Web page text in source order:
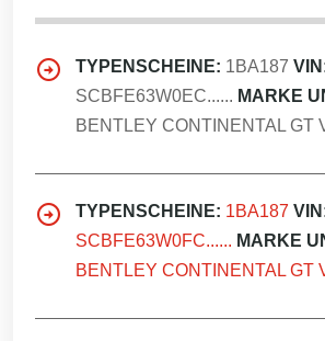
TYPENSCHEINE: 1BA187
SCBFE63W0EC...... MARKE
BENTLEY CONTINENTAL GT
TYPENSCHEINE: 1BA187
SCBFE63W0FC...... MARKE
BENTLEY CONTINENTAL GT